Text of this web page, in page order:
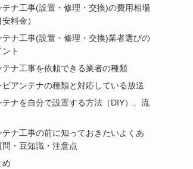
テナ工事(設置・修理・交換)の費用相場
安料金）
テナ工事(設置・修理・交換)業者選びの
ト
テナ工事を依頼できる業者の種類
ビアンテナの種類と対応している放送
テナを自分で設置する方法（DIY）、流
テナ工事の前に知っておきたいよくあ
問・豆知識・注意点
め